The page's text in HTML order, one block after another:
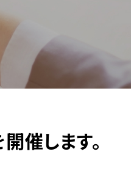
催します。